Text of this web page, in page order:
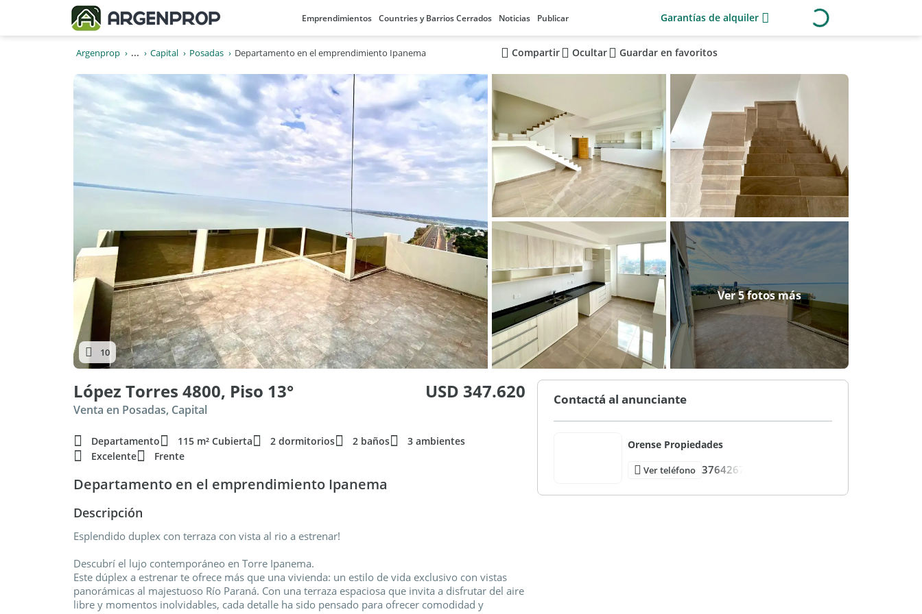
Emprendimientos Countries y Barrios Cerrados Noticias Publicar Garantías de alquiler
Argenprop ... Capital Posadas Departamento en el emprendimiento Ipanema Compartir Ocultar Guardar en favoritos
Ver 5 fotos más
10
López Torres 4800, Piso 13° USD 347.620
Venta en Posadas, Capital
Departamento 115 m² Cubierta 2 dormitorios 2 baños
3 ambientes
Excelente
Frente
Departamento en el emprendimiento Ipanema
Descripción
Esplendido duplex con terraza con vista al rio a estrenar!
Descubrí el lujo contemporáneo en Torre Ipanema.
Este dúplex a estrenar te ofrece más que una vivienda: un estilo de vida exclusivo con vistas
panorámicas al majestuoso Río Paraná. Con una terraza espaciosa que invita a disfrutar del aire
libre y momentos inolvidables, cada detalle ha sido pensado para ofrecer comodidad y
Contactá al anunciante
Orense Propiedades
Ver teléfono 3764267